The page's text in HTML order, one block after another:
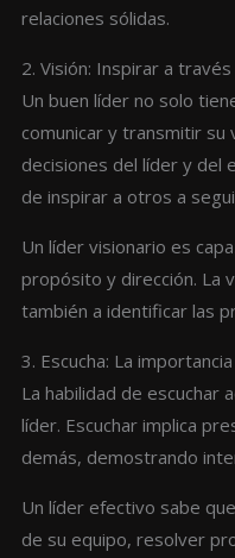
relaciones sólidas.
2. Visión: Inspirar a
Un buen líder no solo
comunicar y transmitir su
decisiones del líder y del
de inspirar a otros a
Un líder visionario es
propósito y dirección. La
también a identificar las
3. Escucha: La
La habilidad de escuchar
líder. Escuchar implica
demás, demostrando
Un líder efectivo sabe
de su equipo, resolver